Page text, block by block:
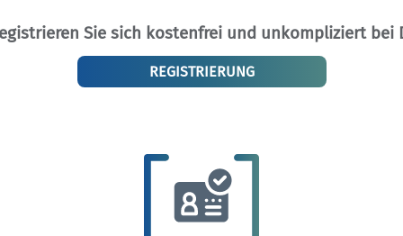
Sie sich kostenfrei und unkompliziert bei
REGISTRIERUNG